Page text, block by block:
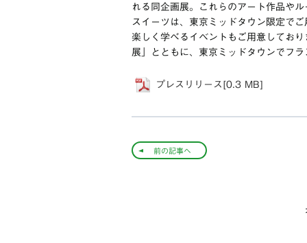
れる同企画展。これらのアート作品や
スイーツは、東京ミッドタウン限定で
楽しく学べるイベントもご用意してお
展」とともに、東京ミッドタウンでフ
プレスリリース[0.3 MB]
前の記事へ